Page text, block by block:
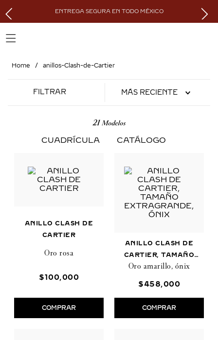
ENTREGA SEGURA EN TODO MÉXICO
anillos-Clash-de-Cartier
FILTRAR MÁS RECIENTE
21
CUADRÍCULA
CATÁLOGO
ANILLO CLASH DE
CARTIER
Oro rosa
$100,000
COMPRAR
ANILLO CLASH DE
CARTIER, TAMAÑO
EXTRAGRANDE, ÓNIX
Oro amarillo, ónix
$458,000
COMPRAR